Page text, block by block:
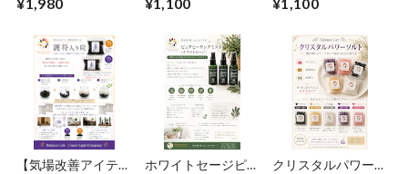
塩（浄化用ロックソ
塩（浄化用ロックソ
（40g）
【気場改善アイテ
ホワイトセージピュ
クリスタルパワーソ